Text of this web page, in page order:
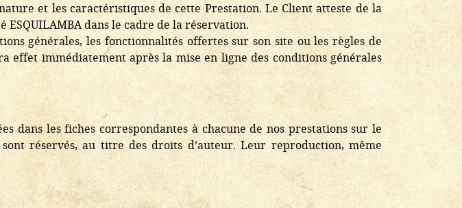
et les caractéristiques de cette Prestation. Le Client atteste de la
dans le cadre de la réservation.
générales, les fonctionnalités offertes sur son site ou les règles de
effet immédiatement après la mise en ligne des conditions générales
dans les fiches correspondantes à chacune de nos prestations sur le
réservés, au titre des droits d’auteur. Leur reproduction, même